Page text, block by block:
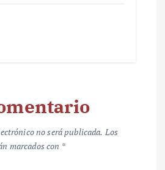
no será publicada. Los
marcados con *